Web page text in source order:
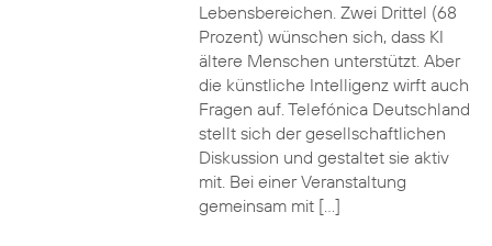
Lebensbereichen. Zwei Drittel (68
Prozent) wünschen sich, dass KI
ältere Menschen unterstützt. Aber
die künstliche Intelligenz wirft auch
Fragen auf. Telefónica Deutschland
stellt sich der gesellschaftlichen
Diskussion und gestaltet sie aktiv
mit. Bei einer Veranstaltung
gemeinsam mit […]